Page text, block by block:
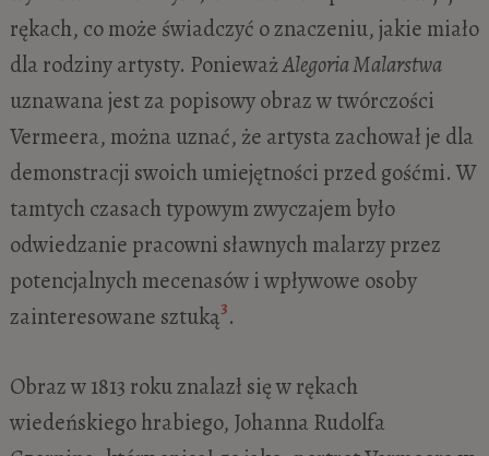
rękach, co może świadczyć o znaczeniu, jakie miało
dla rodziny artysty. PonieważAlegoria Malarstwa
uznawana jest za popisowy obraz w twórczości
Vermeera, można uznać, że artysta zachował je dla
demonstracji swoich umiejętności przed gośćmi. W
tamtych czasach typowym zwyczajem było
odwiedzanie pracowni sławnych malarzy przez
potencjalnych mecenasów i wpływowe osoby
zainteresowane sztuką3.
Obraz w 1813 roku znalazł się w rękach
wiedeńskiego hrabiego, Johanna Rudolfa